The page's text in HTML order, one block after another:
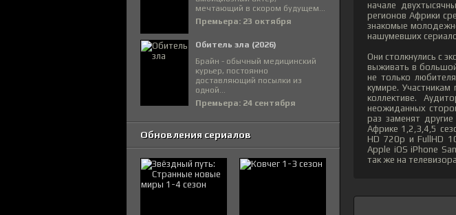
начале
регионов Африки
знакомые
нашумевших
Они столкнулись с
выживать в
не только
кумире.
коллективе.
неожиданных
раз заменят
Африке 1,2,3,4,5
HD 720p и FullHD
Apple iOS iPhone
так же на
мечтающий в скором будущем...
Премьера: 23 октября
Обитель зла (2026)
Брайн - обычный медицинский
курьер, постоянно
доставляющий посылки из
одной...
Премьера: 24 сентября
Обновления сериалов